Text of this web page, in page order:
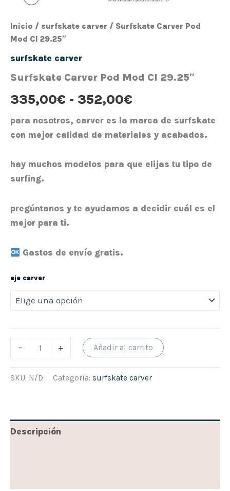
Inicio / surfskate carver / Surfskate Carver Pod
Mod CI 29.25″
surfskate carver
Surfskate Carver Pod Mod CI 29.25″
335,00€ - 352,00€
para nosotros, carver es la marca de surfskate
con mejor calidad de materiales y acabados.
hay muchos modelos para que elijas tu tipo de
surfing.
pregúntanos y te ayudamos a decidir cuál es el
mejor para ti.
Gastos de envío gratis.
eje carver
- + Añadir al carrito
SKU: N/D Categoría: surfskate carver
Descripción